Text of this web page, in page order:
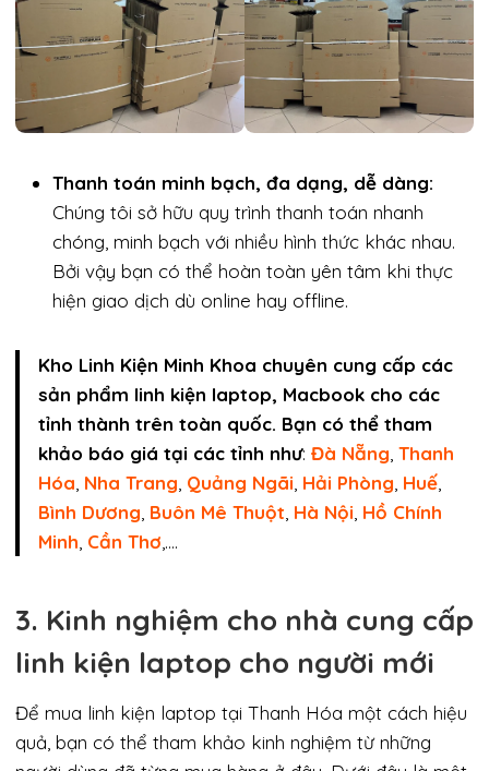
Thanh toán minh bạch, đa dạng, dễ dàng:
Chúng tôi sở hữu quy trình thanh toán nhanh
chóng, minh bạch với nhiều hình thức khác nhau.
Bởi vậy bạn có thể hoàn toàn yên tâm khi thực
hiện giao dịch dù online hay offline.
Kho Linh Kiện Minh Khoa chuyên cung cấp các
sản phẩm linh kiện laptop, Macbook cho các
tỉnh thành trên toàn quốc. Bạn có thể tham
khảo báo giá tại các tỉnh như: Đà Nẵng Thanh
Hóa Nha Trang Quảng Ngãi Hải Phòng Huế
Bình Dương Buôn Mê Thuột Hà Nội Hồ Chính
Minh Cần Thơ ,….
3. Kinh nghiệm cho nhà cung cấp
linh kiện laptop cho người mới
Để mua linh kiện laptop tại Thanh Hóa một cách hiệu
quả, bạn có thể tham khảo kinh nghiệm từ những